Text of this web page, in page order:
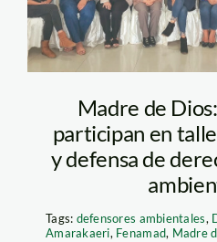
Foto-
Briceño-
Madre de
participan en
y defensa de
Tags: defensores ambientales,
Amarakaeri, Fenamad, Madre